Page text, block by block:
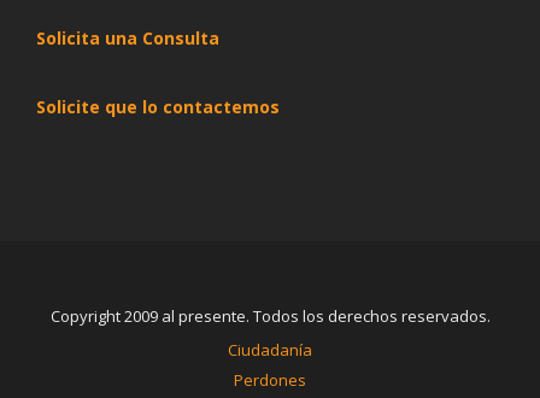
Solicita una Consulta
Solicite que lo contactemos
Copyright 2009 al presente. Todos los derechos reservados.
Ciudadanía
Perdones